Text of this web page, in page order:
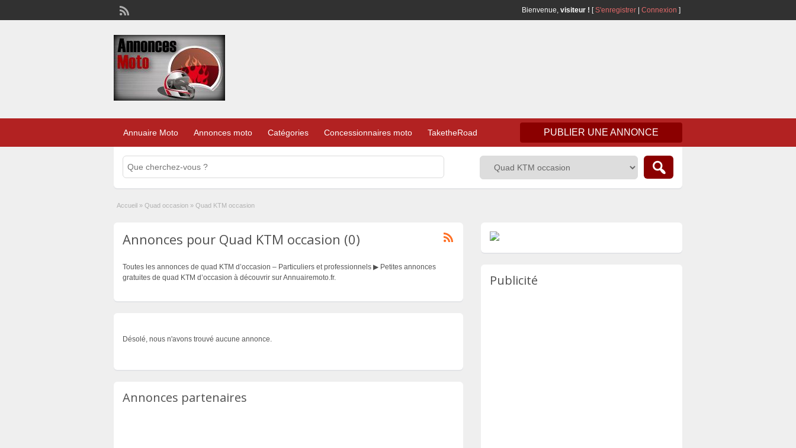
Bienvenue, visiteur ! [S'enregistrer Connexion ]
Annuaire Moto Annonces moto Catégories Concessionnaires moto TaketheRoad PUBLIER UNE ANNONCE
Accueil » Quad occasion » Quad KTM occasion
Annonces pour Quad KTM occasion (0)
Toutes les annonces de quad KTM d’occasion – Particuliers et professionnels ▶ Petites annonces
gratuites de quad KTM d’occasion à découvrir sur Annuairemoto.fr.
Désolé, nous n'avons trouvé aucune annonce.
Annonces partenaires
Publicité